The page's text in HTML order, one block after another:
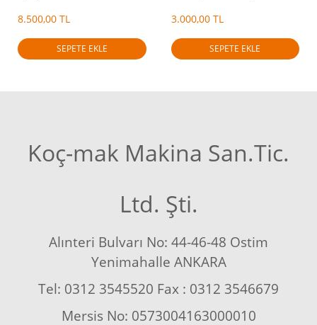
8.500,00 TL
SEPETE EKLE
3.000,00 TL
SEPETE EKLE
Koç-mak Makina San.Tic.
Ltd. Şti.
Alınteri Bulvarı No: 44-46-48 Ostim
Yenimahalle ANKARA
Tel: 0312 3545520 Fax : 0312 3546679
Mersis No: 0573004163000010